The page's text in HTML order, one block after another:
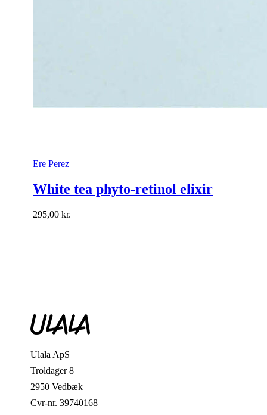
Ere Perez
White tea phyto-retinol elixir
295,00 kr.
Ulala ApS
Troldager 8
2950 Vedbæk
Cvr-nr. 39740168